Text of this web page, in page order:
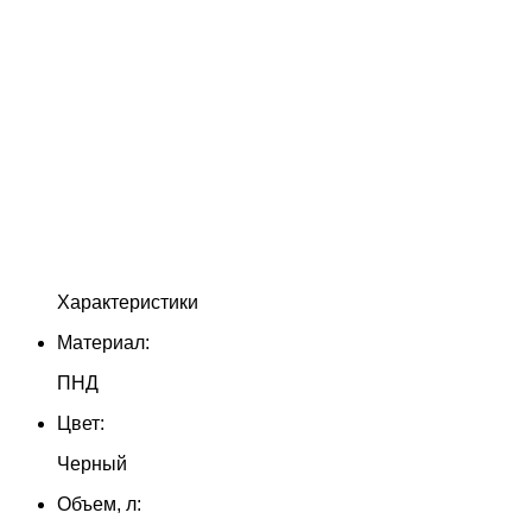
Характеристики
Материал:
ПНД
Цвет:
Черный
Объем, л: